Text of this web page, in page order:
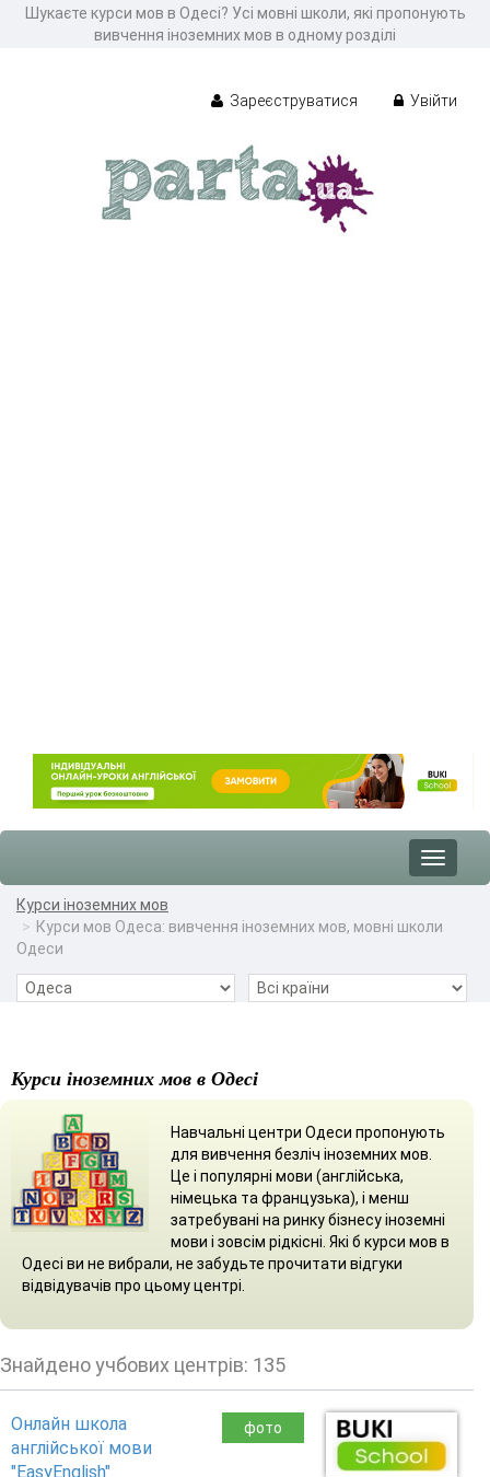
Шукаєте курси мов в Одесі? Усі мовні школи, які пропонують
вивчення іноземних мов в одному розділі
Зареєструватися Увійти
Toggle
Курси іноземних мов
Курси мов Одеса: вивчення іноземних мов, мовні школи
Одеси
Курси іноземних мов в Одесі
Навчальні центри Одеси пропонують
для вивчення безліч іноземних мов.
Це і популярні мови (англійська,
німецька та французька), і менш
затребувані на ринку бізнесу іноземні
мови і зовсім рідкісні. Які б курси мов в
Одесі ви не вибрали, не забудьте прочитати відгуки
відвідувачів про цьому центрі.
Знайдено учбових центрів: 135
фото
Онлайн школа
англійської мови
"EasyEnglish"